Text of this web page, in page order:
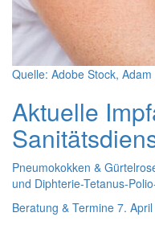
Quelle: Adobe Stock,
Aktuelle
Pneumokokken &
und Diphterie-Tetanus-
Beratung & Termine 7.